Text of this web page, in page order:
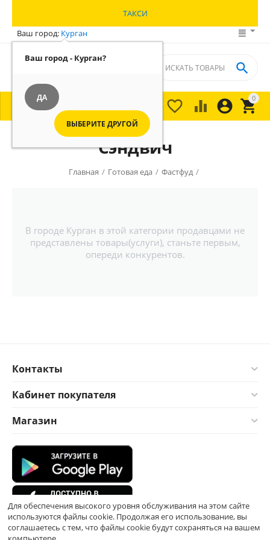
ТАКСИ
Ваш город: Курган
Ваш город - Курган?
ДА
ВЫБЕРИТЕ ДРУГОЙ
0


 

 МЕНЮ
Сэндвич
Главная / Готовая еда / Фастфуд /
В городе Курган в этой категории продавцами не
представлены товары(услуги), станьте первым,
опереди конкурентов.
Контакты
Кабинет покупателя
Магазин
Для обеспечения высокого уровня обслуживания на этом сайте
используются файлы cookie. Продолжая его использование, вы
соглашаетесь с тем, что файлы cookie будут сохраняться на вашем